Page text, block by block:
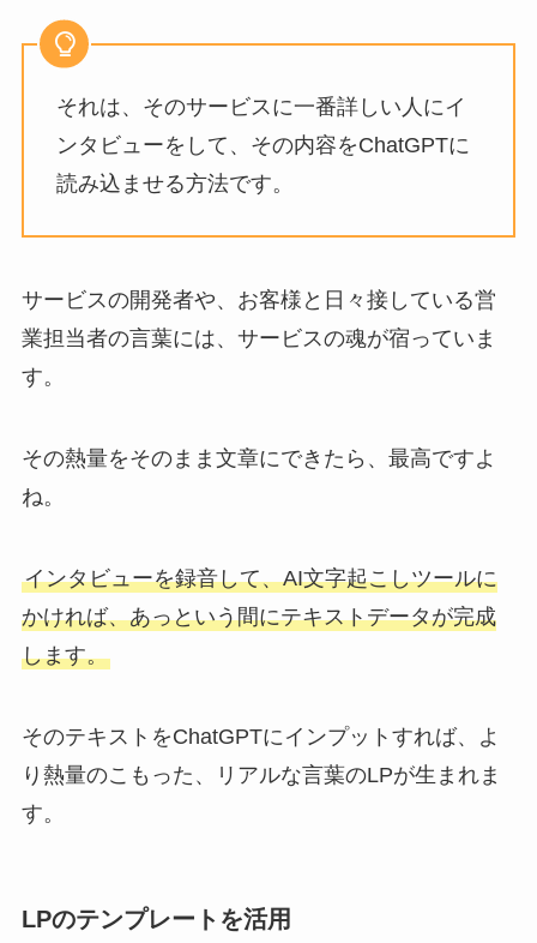
それは、そのサービスに一番詳しい人にイ
ンタビューをして、その内容をChatGPTに
読み込ませる方法です。
サービスの開発者や、お客様と日々接している営
業担当者の言葉には、サービスの魂が宿っていま
す。
その熱量をそのまま文章にできたら、最高ですよ
ね。
インタビューを録音して、AI文字起こしツールに
かければ、あっという間にテキストデータが完成
します。
そのテキストをChatGPTにインプットすれば、よ
り熱量のこもった、リアルな言葉のLPが生まれま
す。
LPのテンプレートを活用